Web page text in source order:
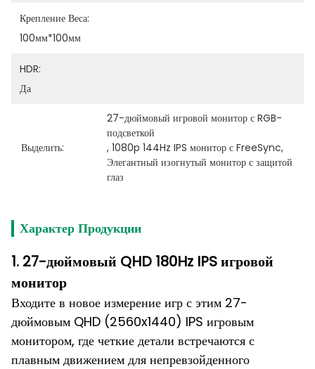
Крепление Веса:
100мм*100мм
HDR:
Да
Выделить:
27-дюймовый игровой монитор с RGB-
подсветкой
, 1080p 144Hz IPS монитор с FreeSync,
Элегантный изогнутый монитор с защитой
глаз
Характер Продукции
1. 27-дюймовый QHD 180Hz IPS игровой
монитор
Входите в новое измерение игр с этим 27-
дюймовым QHD (2560x1440) IPS игровым
монитором, где четкие детали встречаются с
плавным движением для непревзойденного